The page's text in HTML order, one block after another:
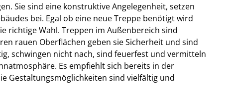
Sie sind eine konstruktive Angelegenheit, setzen
bei. Egal ob eine neue Treppe benötigt wird
richtige Wahl. Treppen im Außenbereich sind
rauen Oberflächen geben sie Sicherheit und sind
schwingen nicht nach, sind feuerfest und vermitteln
Es empfiehlt sich bereits in der
Gestaltungsmöglichkeiten sind vielfältig und